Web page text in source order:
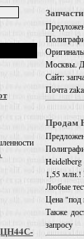
Москвы.
Сайт:
Почта
Продам
1,55
Любые
Цена "под
Также
запросу